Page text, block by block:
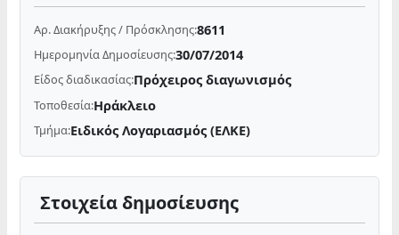
Αρ. Διακήρυξης / Πρόσκλησης:8611
Ημερομηνία Δημοσίευσης:30/07/2014
Είδος διαδικασίας:Πρόχειρος διαγωνισμός
Τοποθεσία:Ηράκλειο
Τμήμα:Ειδικός Λογαριασμός (ΕΛΚΕ)
Στοιχεία δημοσίευσης